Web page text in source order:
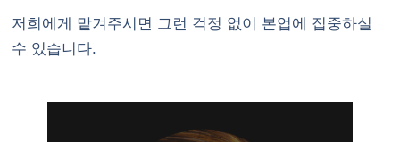
저희에게 맡겨주시면 그런 걱정 없이 본업에 집중하실
수 있습니다.